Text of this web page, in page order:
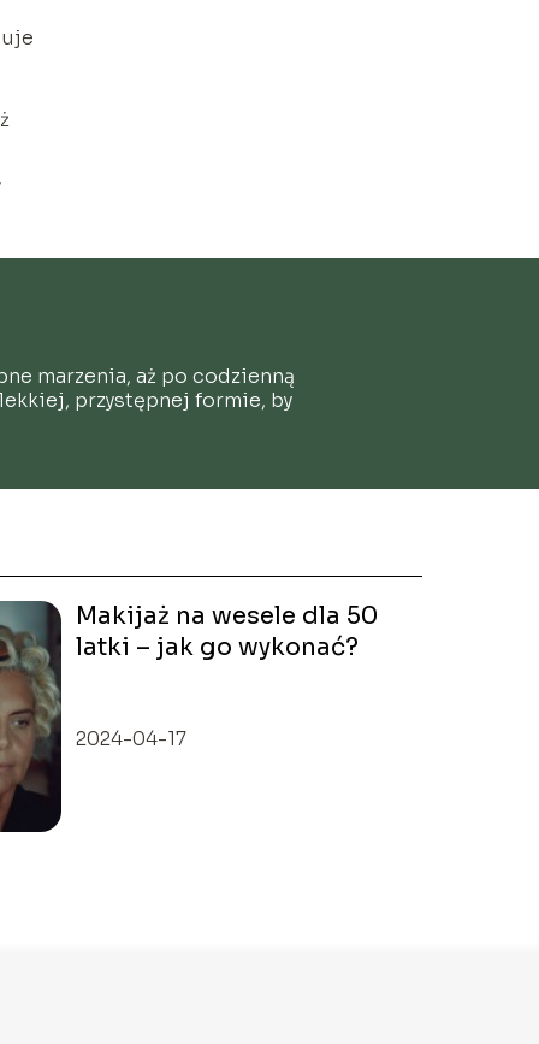
marzenia, aż po codzienną
przystępnej formie, by
Makijaż na wesele dla 50
latki – jak go wykonać?
2024-04-17